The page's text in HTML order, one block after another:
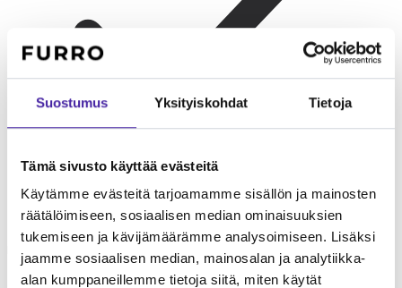
Suostumus Yksityiskohdat Tietoja
Tämä sivusto käyttää evästeitä
Käytämme evästeitä tarjoamamme sisällön ja mainosten
räätälöimiseen, sosiaalisen median ominaisuuksien
tukemiseen ja kävijämäärämme analysoimiseen. Lisäksi
jaamme sosiaalisen median, mainosalan ja analytiikka-
alan kumppaneillemme tietoja siitä, miten käytät
Lapsiperheelle Erinomainen perhekoira. Leikkisä ja energinen
lasten seurassa. Kestävä rakenne kestää lasten leikkejä.